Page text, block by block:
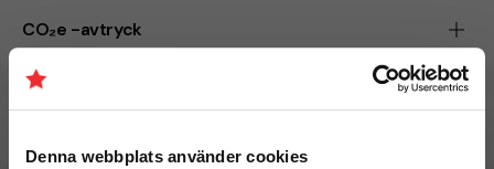
Denna webbplats använder cookies
CO₂e -avtryck